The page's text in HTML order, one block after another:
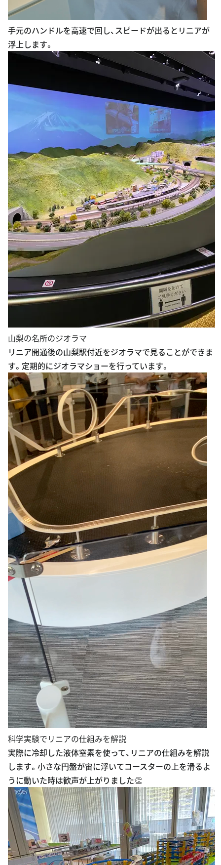
手元のハンドルを高速で回し、スピードが出るとリニアが
浮上します。
山梨の名所のジオラマ
リニア開通後の山梨駅付近をジオラマで見ることができま
す。定期的にジオラマショーを行っています。
科学実験でリニアの仕組みを解説
実際に冷却した液体窒素を使って、リニアの仕組みを解説
します。小さな円盤が宙に浮いてコースターの上を滑るよ
うに動いた時は歓声が上がりました👏